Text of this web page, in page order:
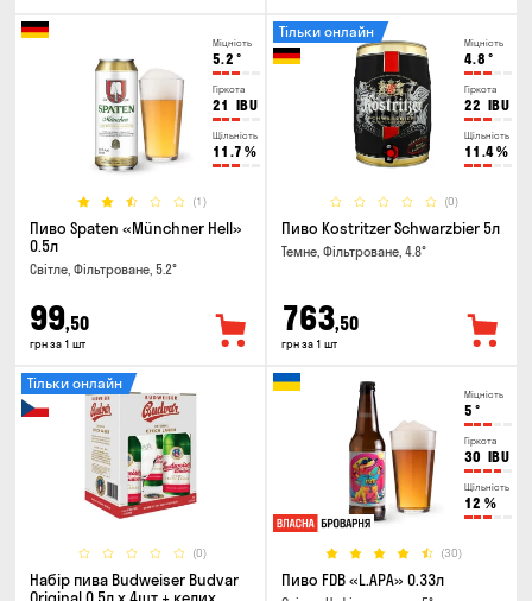
Міцність
5.2 °
Гіркота
21 IBU
Щільність
11.7 %
(1)
Пиво Spaten «Münchner Hell»
0.5л
Світле, Фільтроване, 5.2°
99,50
грн за 1 шт
Міцність
4.8 °
Гіркота
22 IBU
Щільність
11.4%
(0)
Тільки онлайн
Пиво Kostritzer Schwarzbier 5л
Темне, Фільтроване, 4.8°
763,50
грн за 1 шт
(0)
Тільки онлайн
Набір пива Budweiser Budvar
Міцність
5 °
Гіркота
30 IBU
Щільність
12 %
(30)
Пиво FDB «L.APA» 0.33л